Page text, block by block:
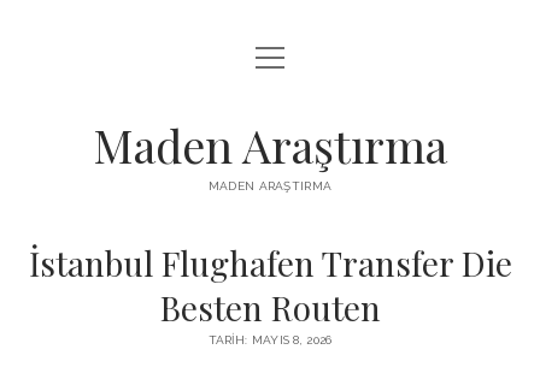
LISTE
SAYFA LISTESI
menüyü
aç
Maden Araştırma
MADEN ARAŞTIRMA
İstanbul Flughafen Transfer Die
Besten Routen
TARIH: MAYIS 8, 2026